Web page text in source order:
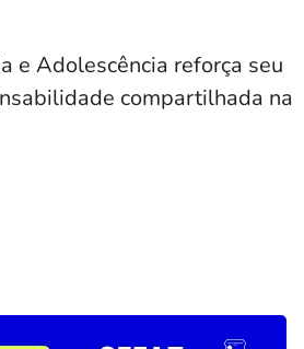
e Adolescência reforça seu
compartilhada na